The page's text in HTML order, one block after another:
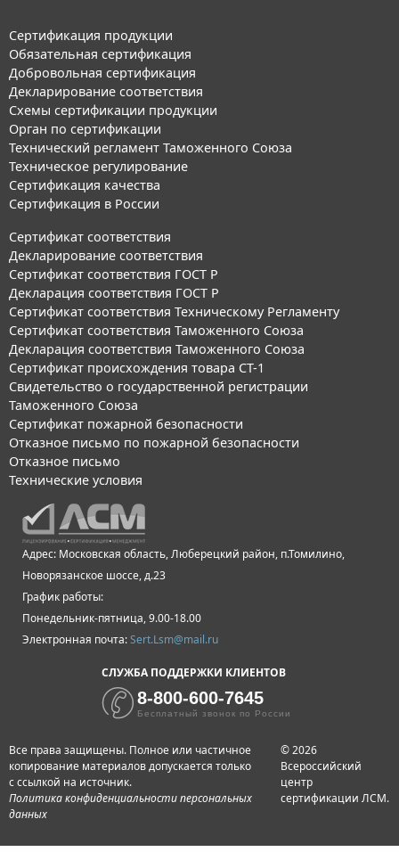
Сертификация продукции
Обязательная сертификация
Добровольная сертификация
Декларирование соответствия
Схемы сертификации продукции
Орган по сертификации
Технический регламент Таможенного Союза
Техническое регулирование
Сертификация качества
Сертификация в России
Сертификат соответствия
Декларирование соответствия
Сертификат соответствия ГОСТ Р
Декларация соответствия ГОСТ Р
Сертификат соответствия Техническому Регламенту
Сертификат соответствия Таможенного Союза
Декларация соответствия Таможенного Союза
Сертификат происхождения товара СТ-1
Свидетельство о государственной регистрации
Таможенного Союза
Сертификат пожарной безопасности
Отказное письмо по пожарной безопасности
Отказное письмо
Технические условия
Адрес: Московская область, Люберецкий район, п.Томилино,
Новорязанское шоссе, д.23
График работы:
Понедельник-пятница, 9.00-18.00
Электронная почта:Sert.Lsm@mail.ru
СЛУЖБА ПОДДЕРЖКИ КЛИЕНТОВ
8-800-600-7645
Бесплатный звонок по России
Все права защищены. Полное или частичное
копирование материалов допускается только
с ссылкой на источник.
Политика конфиденциальности персональных
данных
© 2026
Всероссийский
центр
сертификации ЛСМ.